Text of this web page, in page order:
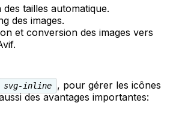
des tailles automatique.
des images.
et conversion des images vers
svg-inline
, pour gérer les icônes
des avantages importantes: